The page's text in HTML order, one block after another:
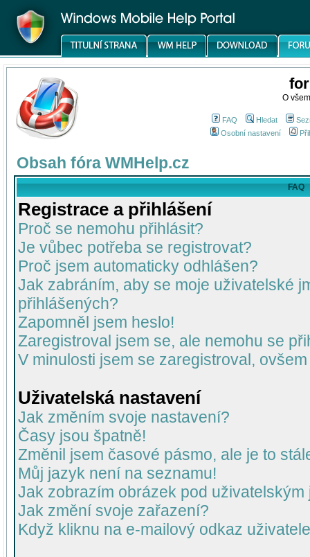
O
FAQ Hledat
Osobní nastavení
Obsah fóra WMHelp.cz
FAQ
Registrace a přihlášení
Proč se nemohu přihlásit?
Je vůbec potřeba se registrovat?
Proč jsem automaticky odhlášen?
Jak zabráním, aby se moje uživatelské
přihlášených?
Zapomněl jsem heslo!
Zaregistroval jsem se, ale nemohu se
V minulosti jsem se zaregistroval,
Uživatelská nastavení
Jak změním svoje nastavení?
Časy jsou špatně!
Změnil jsem časové pásmo, ale je to
Můj jazyk není na seznamu!
Jak zobrazím obrázek pod uživatelským
Jak změní svoje zařazení?
Když kliknu na e-mailový odkaz